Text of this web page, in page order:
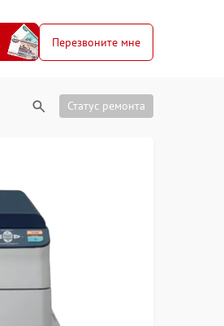
Перезвоните мне
Статус ремонта